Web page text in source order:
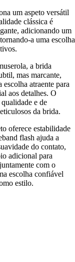
um aspeto versátil
clássica é
adicionando um
a uma escolha
a brida
mas marcante,
atraente para
aos detalhes. O
e de
da brida.
oferece estabilidade
flash ajuda a
do contato,
adicional para
com o
escolha confiável
estilo.